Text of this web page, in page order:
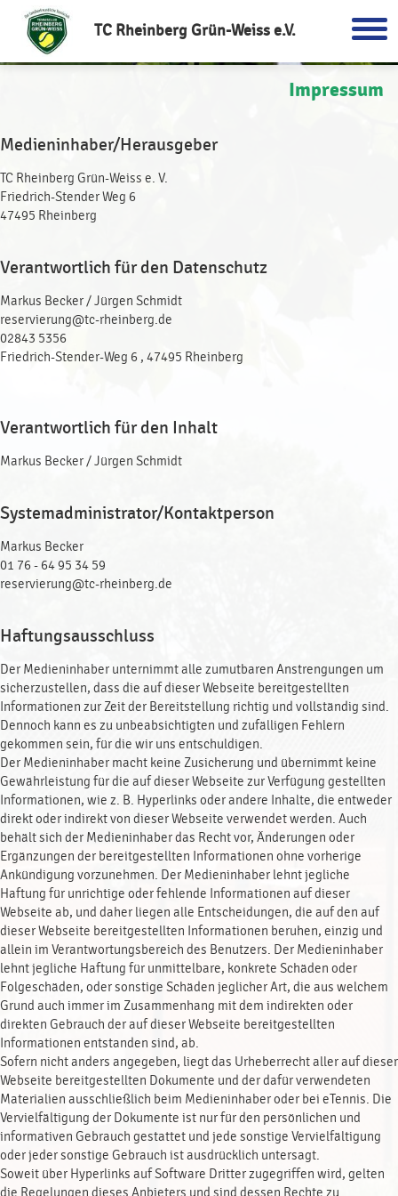
TC Rheinberg Grün-Weiss e.V.
Impressum
Medieninhaber/Herausgeber
TC Rheinberg Grün-Weiss e. V.
Friedrich-Stender Weg 6
47495 Rheinberg
Verantwortlich für den Datenschutz
Markus Becker / Jürgen Schmidt
reservierung@tc-rheinberg.de
02843 5356
Friedrich-Stender-Weg 6 , 47495 Rheinberg
Verantwortlich für den Inhalt
Markus Becker / Jürgen Schmidt
Systemadministrator/Kontaktperson
Markus Becker
01 76 - 64 95 34 59
reservierung@tc-rheinberg.de
Haftungsausschluss
Der Medieninhaber unternimmt alle zumutbaren Anstrengungen um
sicherzustellen, dass die auf dieser Webseite bereitgestellten
Informationen zur Zeit der Bereitstellung richtig und vollständig sind.
Dennoch kann es zu unbeabsichtigten und zufälligen Fehlern
gekommen sein, für die wir uns entschuldigen.
Der Medieninhaber macht keine Zusicherung und übernimmt keine
Gewährleistung für die auf dieser Webseite zur Verfügung gestellten
Informationen, wie z. B. Hyperlinks oder andere Inhalte, die entweder
direkt oder indirekt von dieser Webseite verwendet werden. Auch
behält sich der Medieninhaber das Recht vor, Änderungen oder
Ergänzungen der bereitgestellten Informationen ohne vorherige
Ankündigung vorzunehmen. Der Medieninhaber lehnt jegliche
Haftung für unrichtige oder fehlende Informationen auf dieser
Webseite ab, und daher liegen alle Entscheidungen, die auf den auf
dieser Webseite bereitgestellten Informationen beruhen, einzig und
allein im Verantwortungsbereich des Benutzers. Der Medieninhaber
lehnt jegliche Haftung für unmittelbare, konkrete Schäden oder
Folgeschäden, oder sonstige Schäden jeglicher Art, die aus welchem
Grund auch immer im Zusammenhang mit dem indirekten oder
direkten Gebrauch der auf dieser Webseite bereitgestellten
Informationen entstanden sind, ab.
Sofern nicht anders angegeben, liegt das Urheberrecht aller auf dieser
Webseite bereitgestellten Dokumente und der dafür verwendeten
Materialien ausschließlich beim Medieninhaber oder bei eTennis. Die
Vervielfältigung der Dokumente ist nur für den persönlichen und
informativen Gebrauch gestattet und jede sonstige Vervielfältigung
oder jeder sonstige Gebrauch ist ausdrücklich untersagt.
Soweit über Hyperlinks auf Software Dritter zugegriffen wird, gelten
die Regelungen dieses Anbieters und sind dessen Rechte zu